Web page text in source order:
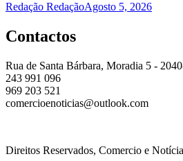
Redação RedaçãoAgosto 5, 2026
Contactos
Rua de Santa Bárbara, Moradia 5 -
243 991 096
969 203 521
comercioenoticias@outlook.com
Direitos Reservados, Comercio e